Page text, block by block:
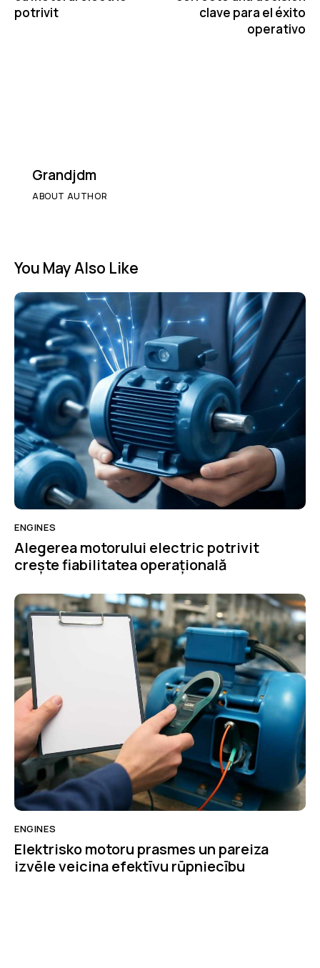
potrivit
clave para el éxito
operativo
Grandjdm
ABOUT AUTHOR
You May Also Like
ENGINES
Alegerea motorului electric potrivit
crește fiabilitatea operațională
ENGINES
Elektrisko motoru prasmes un pareiza
izvēle veicina efektīvu rūpniecību